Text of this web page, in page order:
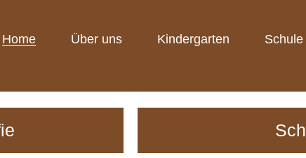
Home Über uns Kindergarten Schule